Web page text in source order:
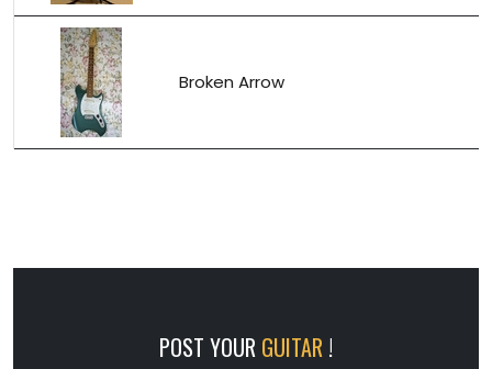
Broken Arrow
POST YOUR GUITAR !